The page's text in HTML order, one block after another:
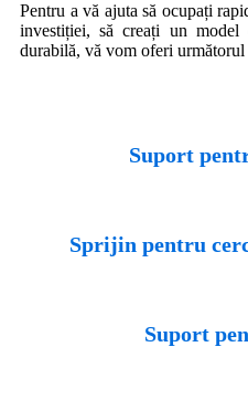
Pentru a vă ajuta să ocupați
investiției, să creați un
durabilă, vă vom oferi
Suport
Sprijin pentru
Suport